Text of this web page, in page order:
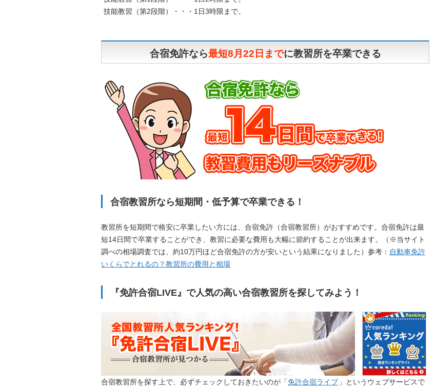
技能教習（第2段階）・・・1日3時限まで。
合宿免許なら最短8月22日までに教習所を卒業できる
合宿教習所なら短期間・低予算で卒業できる！
教習所を短期間で格安に卒業したい方には、合宿免許（合宿教習所）がおすすめです。合宿免許は最
短14日間で卒業することができ、教習に必要な費用も大幅に節約することが出来ます。（※当サイト
調べの相場調査では、約10万円ほど合宿免許の方が安いという結果になりました）参考： 自動車免許
いくらでとれるの？教習所の費用と相場
『免許合宿LIVE』で人気の高い合宿教習所を探してみよう！
合宿教習所を探す上で、必ずチェックしておきたいのが「免許合宿ライブ 」というウェブサービスで